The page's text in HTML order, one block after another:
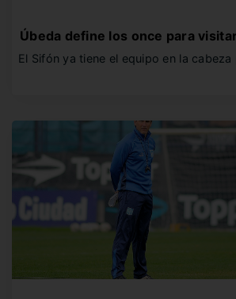
Úbeda define los once para
El Sifón ya tiene el equipo en la cabeza